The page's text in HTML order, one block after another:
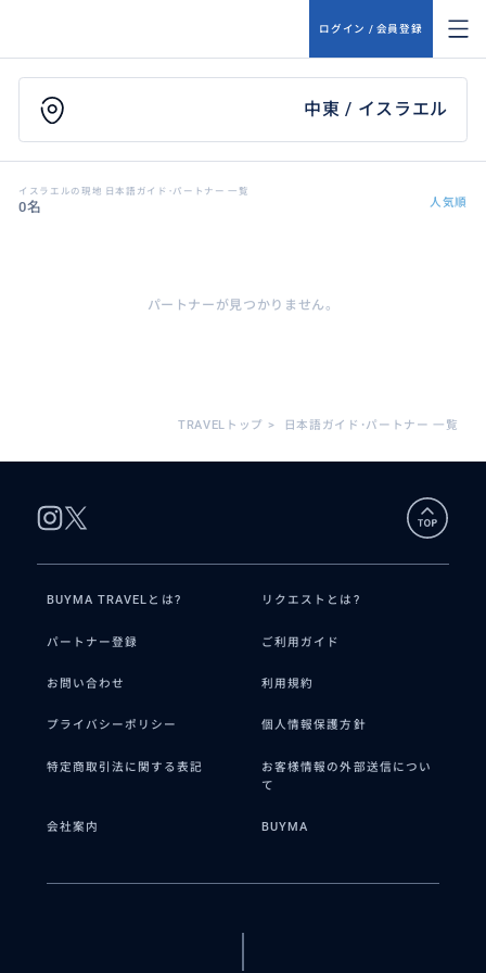
ログイン / 会員登録
中東 / イスラエル
イスラエルの現地 日本語ガイド･パートナー 一覧
0名 人気順
パートナーが見つかりません。
TRAVELトップ > 日本語ガイド･パートナー 一覧
BUYMA TRAVELとは? リクエストとは?
パートナー登録 ご利用ガイド
お問い合わせ 利用規約
プライバシーポリシー 個人情報保護方針
特定商取引法に関する表記
お客様情報の外部送信につい
て
会社案内 BUYMA